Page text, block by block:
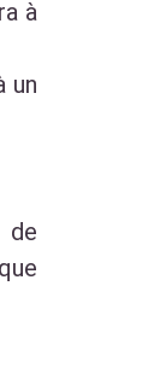
à
un
de